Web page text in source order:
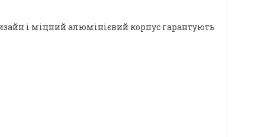
і міцний алюмінієвий корпус гарантують